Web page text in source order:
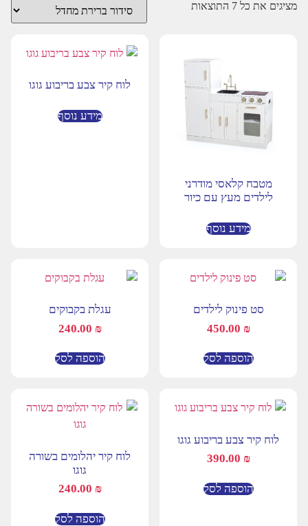
מציגים את כל ⁦7⁩ התוצאות
מטבח קלאסי מודרני
לילדים מעץ עם כיור
מידע נוסף
לוח קיר צבע בריבוע גוגו
מידע נוסף
סט פינוק לילדים
450.00 ₪
הוספה לסל
עגלת בקבוקים
240.00 ₪
הוספה לסל
לוח קיר צבע בריבוע גוגו
390.00 ₪
הוספה לסל
לוח קיר יהלומים בשורה
גוגו
240.00 ₪
הוספה לסל